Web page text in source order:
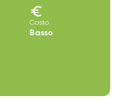
euro
Costo
Basso